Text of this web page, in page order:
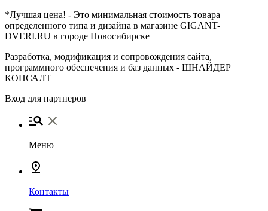
*Лучшая цена! - Это минимальная стоимость товара
определенного типа и дизайна в магазине GIGANT-
DVERI.RU в городе Новосибирске
Разработка, модификация и сопровождения сайта,
программного обеспечения и баз данных - ШНАЙДЕР
КОНСАЛТ
Вход для партнеров
Меню
Контакты